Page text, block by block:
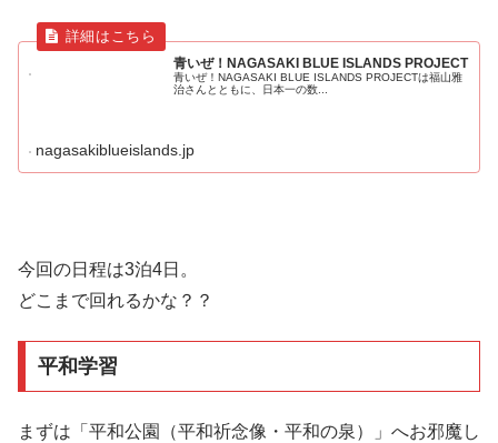
青いぜ！NAGASAKI BLUE ISLANDS PROJECT
青いぜ！NAGASAKI BLUE ISLANDS PROJECTは福山雅
治さんとともに、日本一の数...
nagasakiblueislands.jp
今回の日程は3泊4日。
どこまで回れるかな？？
平和学習
まずは「平和公園（平和祈念像・平和の泉）」へお邪魔し